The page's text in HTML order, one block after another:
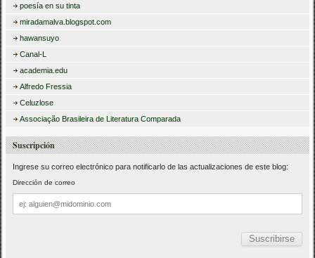
poesía en su tinta
miradamalva.blogspot.com
hawansuyo
Canal-L
academia.edu
Alfredo Fressia
Celuzlose
Associação Brasileira de Literatura Comparada
Suscripción
Ingrese su correo electrónico para notificarlo de las actualizaciones de este blog:
Dirección de correo
Dirección
de
correo